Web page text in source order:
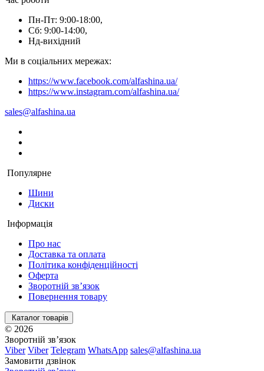
Пн-Пт: 9:00-18:00,
Сб: 9:00-14:00,
Нд-вихідний
Ми в соціальних мережах:
https://www.facebook.com/alfashina.ua/
https://www.instagram.com/alfashina.ua/
sales@alfashina.ua
Популярне
Шини
Диски
Інформація
Про нас
Доставка та оплата
Політика конфіденційності
Оферта
Зворотній зв’язок
Повернення товару
Каталог товарів
© 2026
Зворотній зв’язок
Viber Viber Telegram WhatsApp sales@alfashina.ua
Замовити дзвінок